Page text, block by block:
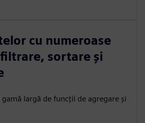
cu numeroase
sortare și
largă de funcții de agregare și